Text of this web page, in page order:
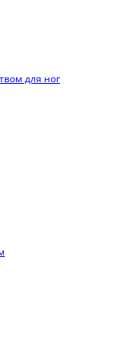
для ног